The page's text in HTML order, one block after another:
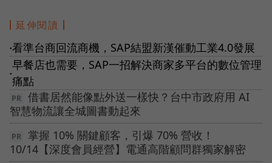
延伸閱讀
●看準台商回流商機，SAP結盟新漢催動工業4.0發展
●
早餐店也需要，SAP一招解決商家多平台的數位管理
痛點
借書居然能像點外送一樣快？台中市政府用 AI
智慧物流讓全城圖書動起來
掌握 10% 關鍵顧客，引爆 70% 營收！
10/14【深度會員經營】電通高階顧問群獨家解密